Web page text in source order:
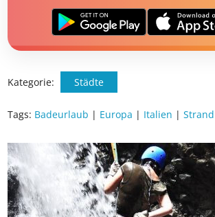
Kategorie: Städte
Tags: Badeurlaub | Europa | Italien |Strand